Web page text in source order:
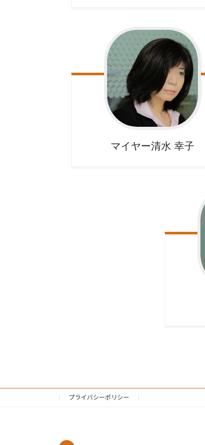
マイヤー清水 幸子
プライバシーポリシー